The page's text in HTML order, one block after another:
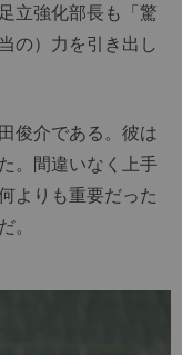
立強化部長も「驚
の）力を引き出し
俊介である。彼は
。間違いなく上手
よりも重要だった
。